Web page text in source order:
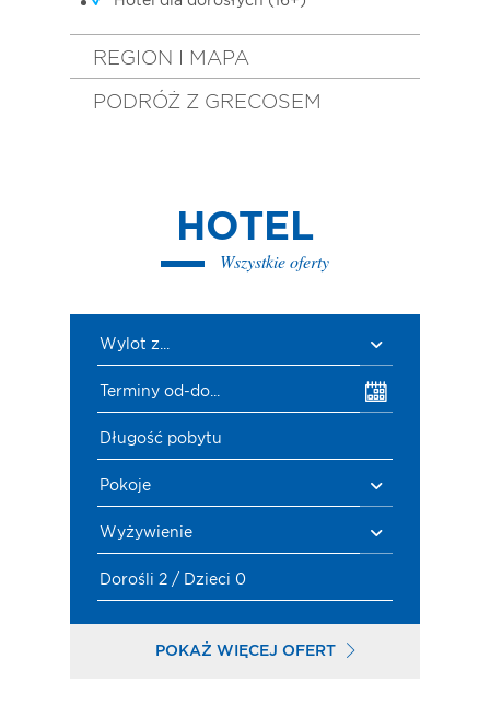
REGION I MAPA
PODRÓŻ Z GRECOSEM
HOTEL
Wszystkie oferty
Wylot z...
Terminy od-do...
Długość pobytu
Pokoje
Wyżywienie
Dorośli 2 / Dzieci 0
POKAŻ WIĘCEJ OFERT